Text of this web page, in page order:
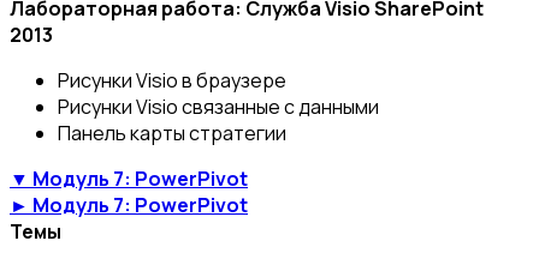
Лабораторная работа: Служба Visio SharePoint
2013
Рисунки Visio в браузере
Рисунки Visio связанные с данными
Панель карты стратегии
▼ Модуль 7: PowerPivot
► Модуль 7: PowerPivot
Темы